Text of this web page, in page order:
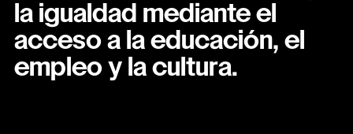
la igualdad mediante el
acceso a la educación, el
empleo y la cultura.